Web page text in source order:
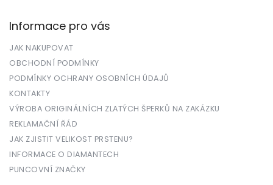
Informace pro vás
JAK NAKUPOVAT
OBCHODNÍ PODMÍNKY
PODMÍNKY OCHRANY OSOBNÍCH ÚDAJŮ
KONTAKTY
VÝROBA ORIGINÁLNÍCH ZLATÝCH ŠPERKŮ NA ZAKÁZKU
REKLAMAČNÍ ŘÁD
JAK ZJISTIT VELIKOST PRSTENU?
INFORMACE O DIAMANTECH
PUNCOVNÍ ZNAČKY